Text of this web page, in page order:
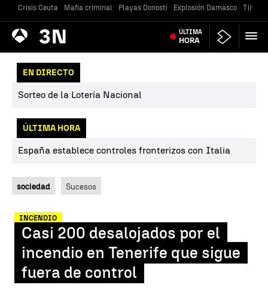
Crisis Ceuta Mafia criminal Playas Donosti Explosión Damasco Tiroteo
Antena
3 Noticias ÚLTIMA
HORA
EN DIRECTO
Sorteo de la Lotería Nacional
ÚLTIMA HORA
España establece controles fronterizos con Italia
sociedad Sucesos
INCENDIO
Casi 200 desalojados por el
incendio en Tenerife que sigue
fuera de control